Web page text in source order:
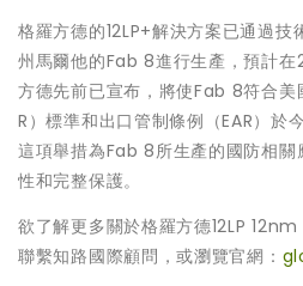
格羅方德的12LP+解決方案已通過技
州馬爾他的Fab 8進行生產，預計
方德先前已宣布，將使Fab 8符合美
R）標準和出口管制條例（EAR）於
這項舉措為Fab 8所生產的國防相關
性和完整保護。
欲了解更多關於格羅方德12LP
聯繫知路國際顧問，或瀏覽官網：